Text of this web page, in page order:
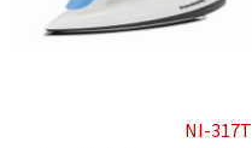
NI-317T